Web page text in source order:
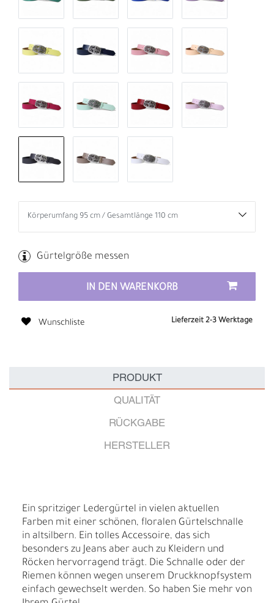
Gürtelgröße messen
IN DEN WARENKORB
Wunschliste Lieferzeit 2-3 Werktage
PRODUKT
QUALITÄT
RÜCKGABE
HERSTELLER
Ein spritziger Ledergürtel in vielen aktuellen
Farben mit einer schönen, floralen Gürtelschnalle
in altsilbern. Ein tolles Accessoire, das sich
besonders zu Jeans aber auch zu Kleidern und
Röcken hervorragend trägt. Die Schnalle oder der
Riemen können wegen unserem Druckknopfsystem
einfach gewechselt werden. So haben Sie mehr von